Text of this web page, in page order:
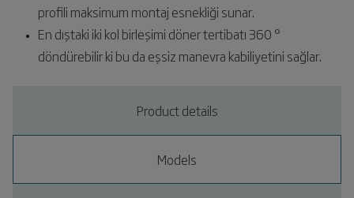
profili maksimum montaj esnekliği sunar.
En dıştaki iki kol birleşimi döner tertibatı 360 °
döndürebilir ki bu da eşsiz manevra kabiliyetini sağlar.
Product details
Models